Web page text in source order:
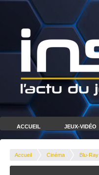
ACCUEIL JEUX-VIDÉO
Accueil Cinéma Blu-Ray